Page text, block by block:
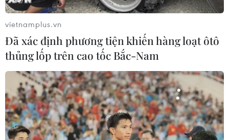
vietnamplus.vn
Đã xác định phương tiện khiến hàng loạt ôtô
thủng lốp trên cao tốc Bắc-Nam